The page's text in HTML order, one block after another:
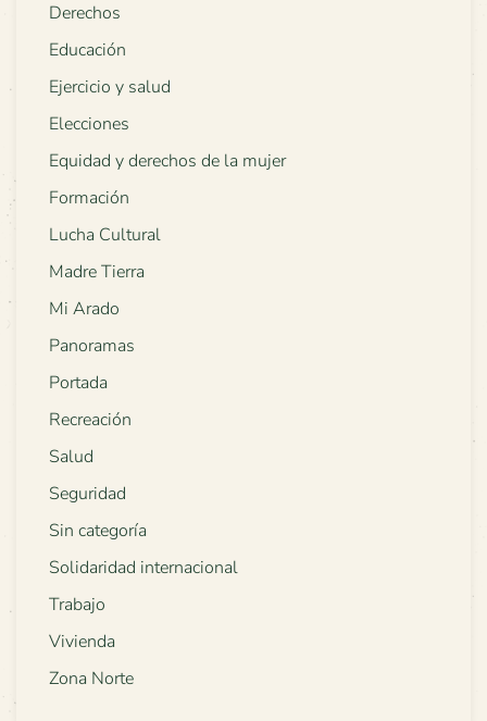
Derechos
Educación
Ejercicio y salud
Elecciones
Equidad y derechos de la mujer
Formación
Lucha Cultural
Madre Tierra
Mi Arado
Panoramas
Portada
Recreación
Salud
Seguridad
Sin categoría
Solidaridad internacional
Trabajo
Vivienda
Zona Norte